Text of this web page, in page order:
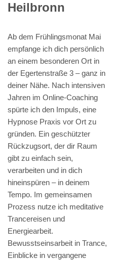
Heilbronn
Ab dem Frühlingsmonat Mai
empfange ich dich persönlich
an einem besonderen Ort in
der Egertenstraße 3 – ganz in
deiner Nähe. Nach intensiven
Jahren im Online-Coaching
spürte ich den Impuls, eine
Hypnose Praxis vor Ort zu
gründen. Ein geschützter
Rückzugsort, der dir Raum
gibt zu einfach sein,
verarbeiten und in dich
hineinspüren – in deinem
Tempo. Im gemeinsamen
Prozess nutze ich meditative
Trancereisen und
Energiearbeit.
Bewusstseinsarbeit in Trance,
Einblicke in vergangene